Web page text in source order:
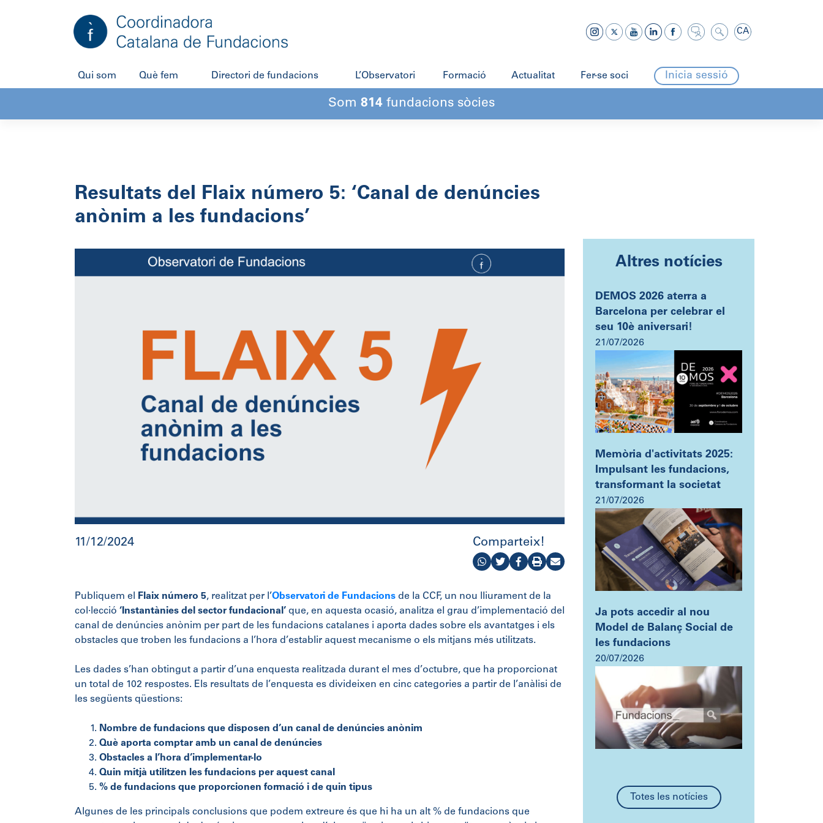
CA
Qui som Què fem Directori de fundacions L’Observatori Formació Actualitat Fer-se soci Inicia sessió
Som 814 fundacions sòcies
Resultats del Flaix número 5: ‘Canal de denúncies
anònim a les fundacions’
11/12/2024 Comparteix!
Publiquem el Flaix número 5, realitzat per l’Observatori de Fundacions de la CCF, un nou lliurament de la
col·lecció ‘Instantànies del sector fundacional’ que, en aquesta ocasió, analitza el grau d’implementació del
canal de denúncies anònim per part de les fundacions catalanes i aporta dades sobre els avantatges i els
obstacles que troben les fundacions a l’hora d’establir aquest mecanisme o els mitjans més utilitzats.
Les dades s’han obtingut a partir d’una enquesta realitzada durant el mes d’octubre, que ha proporcionat
un total de 102 respostes. Els resultats de l’enquesta es divideixen en cinc categories a partir de l’anàlisi de
les següents qüestions:
Nombre de fundacions que disposen d’un canal de denúncies anònim
Què aporta comptar amb un canal de denúncies
Obstacles a l’hora d’implementar-lo
Quin mitjà utilitzen les fundacions per aquest canal
% de fundacions que proporcionen formació i de quin tipus
Algunes de les principals conclusions que podem extreure és que hi ha un alt % de fundacions que
Altres notícies
DEMOS 2026 aterra a
Barcelona per celebrar el
seu 10è aniversari!
21/07/2026
Memòria d'activitats 2025:
Impulsant les fundacions,
transformant la societat
21/07/2026
Ja pots accedir al nou
Model de Balanç Social de
les fundacions
20/07/2026
Totes les notícies